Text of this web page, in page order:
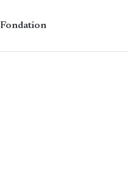
Fondation